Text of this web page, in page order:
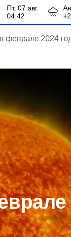
пт, 07 авг.
04:42
+
феврале 2024